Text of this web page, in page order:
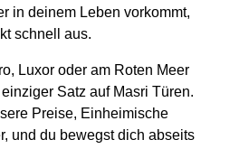
in deinem Leben vorkommt,
schnell aus.
Luxor oder am Roten Meer
Satz auf Masri Türen.
Preise, Einheimische
und du bewegst dich abseits